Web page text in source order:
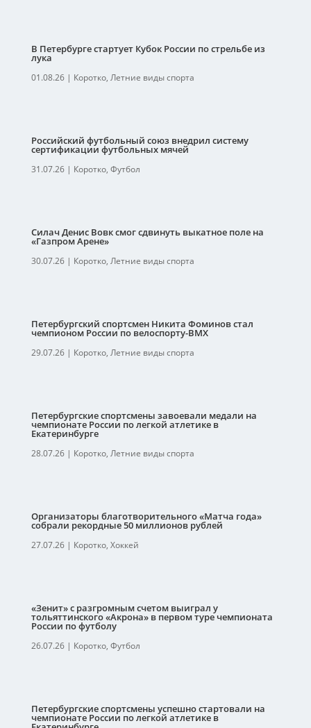
В Петербурге стартует Кубок России по стрельбе из
лука
01.08.26| Коротко, Летние виды спорта
Российский футбольный союз внедрил систему
сертификации футбольных мячей
31.07.26| Коротко, Футбол
Силач Денис Вовк смог сдвинуть выкатное поле на
«Газпром Арене»
30.07.26| Коротко, Летние виды спорта
Петербургский спортсмен Никита Фоминов стал
чемпионом России по велоспорту-ВМХ
29.07.26| Коротко, Летние виды спорта
Петербургские спортсмены завоевали медали на
чемпионате России по легкой атлетике в
Екатеринбурге
28.07.26| Коротко, Летние виды спорта
Организаторы благотворительного «Матча года»
собрали рекордные 50 миллионов рублей
27.07.26| Коротко, Хоккей
«Зенит» с разгромным счетом выиграл у
тольяттинского «Акрона» в первом туре чемпионата
России по футболу
26.07.26| Коротко, Футбол
Петербургские спортсмены успешно стартовали на
чемпионате России по легкой атлетике в